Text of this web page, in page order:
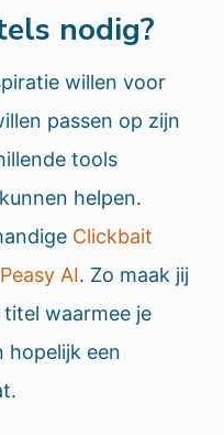
nodig?
willen voor
passen op zijn
tools
helpen.
Clickbait
AI. Zo maak jij
waarmee je
hopelijk een